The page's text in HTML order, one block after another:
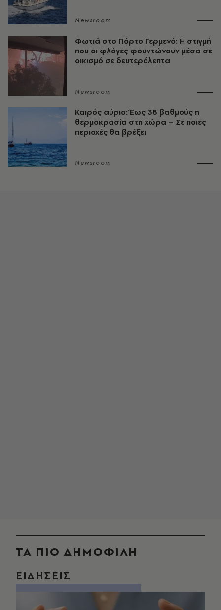
Newsroom
Φωτιά στο Πόρτο Γερμενό: Η στιγμή
που οι φλόγες φουντώνουν μέσα σε
οικισμό σε δευτερόλεπτα
Newsroom
Καιρός αύριο: Έως 38 βαθμούς η
θερμοκρασία στη χώρα – Σε ποιες
περιοχές θα βρέξει
Newsroom
ΤΑ ΠΙΟ ΔΗΜΟΦΙΛΗ
ΕΙΔΗΣΕΙΣ